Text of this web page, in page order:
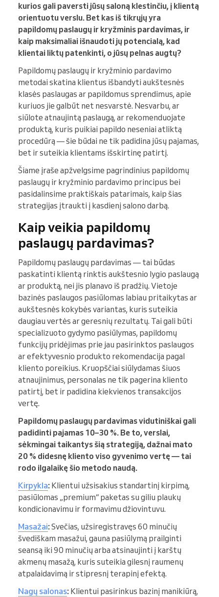
kurios gali paversti jūsų saloną klestinčiu, į klientą
orientuotu verslu. Bet kas iš tikrųjų yra
papildomų paslaugų ir kryžminis pardavimas, ir
kaip maksimaliai išnaudoti jų potencialą, kad
klientai liktų patenkinti, o jūsų pelnas augtų?
Papildomų paslaugų ir kryžminio pardavimo
metodai skatina klientus išbandyti aukštesnės
klasės paslaugas ar papildomus sprendimus, apie
kuriuos jie galbūt net nesvarstė. Nesvarbu, ar
siūlote atnaujintą paslaugą, ar rekomenduojate
produktą, kuris puikiai papildo neseniai atliktą
procedūrą — šie būdai ne tik padidina jūsų pajamas,
bet ir suteikia klientams išskirtinę patirtį.
Šiame įraše apžvelgsime pagrindinius papildomų
paslaugų ir kryžminio pardavimo principus bei
pasidalinsime praktiškais patarimais, kaip šias
strategijas įtraukti į kasdienį salono darbą.
Kaip veikia papildomų
paslaugų pardavimas?
Papildomų paslaugų pardavimas — tai būdas
paskatinti klientą rinktis aukštesnio lygio paslaugą
ar produktą, nei jis planavo iš pradžių. Vietoje
bazinės paslaugos pasiūlomas labiau pritaikytas ar
aukštesnės kokybės variantas, kuris suteikia
daugiau vertės ar geresnių rezultatų. Tai gali būti
specializuoto gydymo pasiūlymas, papildomų
funkcijų pridėjimas prie jau pasirinktos paslaugos
ar efektyvesnio produkto rekomendacija pagal
kliento poreikius. Kruopščiai siūlydamas šiuos
atnaujinimus, personalas ne tik pagerina kliento
patirtį, bet ir padidina kiekvienos transakcijos
vertę.
Papildomų paslaugų pardavimas vidutiniškai gali
padidinti pajamas 10–30 %. Be to, verslai,
sėkmingai taikantys šią strategiją, dažnai mato
20 % didesnę kliento viso gyvenimo vertę — tai
rodo ilgalaikę šio metodo naudą.
Kirpykla: Klientui užsisakius standartinį kirpimą,
pasiūlomas „premium“ paketas su giliu plaukų
kondicionavimu ir formavimu džiovintuvu.
Masažai:Svečias, užsiregistravęs 60 minučių
švediškam masažui, gauna pasiūlymą prailginti
seansą iki 90 minučių arba atsinaujinti į karštų
akmenų masažą, kuris suteikia gilesnį raumenų
atpalaidavimą ir stipresnį terapinį efektą.
Nagų salonas: Klientui pasirinkus bazinį manikiūrą,